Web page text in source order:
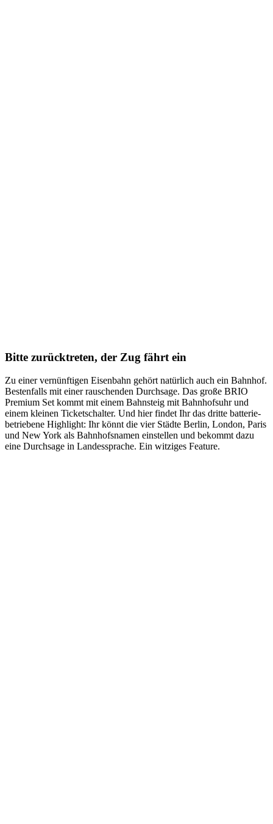
Bitte zurücktreten, der Zug fährt ein
Zu einer vernünftigen Eisenbahn gehört natürlich auch ein Bahnhof.
Bestenfalls mit einer rauschenden Durchsage. Das große BRIO
Premium Set kommt mit einem Bahnsteig mit Bahnhofsuhr und
einem kleinen Ticketschalter. Und hier findet Ihr das dritte batterie-
betriebene Highlight: Ihr könnt die vier Städte Berlin, London, Paris
und New York als Bahnhofsnamen einstellen und bekommt dazu
eine Durchsage in Landessprache. Ein witziges Feature.